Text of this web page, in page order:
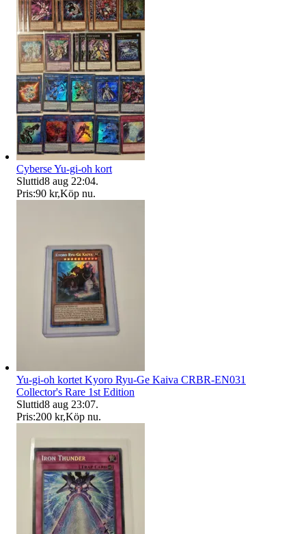
Cyberse Yu-gi-oh kort
Sluttid8 aug 22:04.
Pris:90 kr,Köp nu.
Yu-gi-oh kortet Kyoro Ryu-Ge Kaiva CRBR-EN031
Collector's Rare 1st Edition
Sluttid8 aug 23:07.
Pris:200 kr,Köp nu.